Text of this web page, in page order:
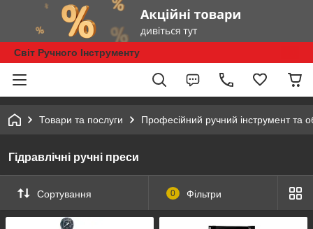
Світ Ручного Інструменту
Товари та послуги Професійний ручний інструмент та
Гідравлічні ручні преси
Сортування 0 Фільтри